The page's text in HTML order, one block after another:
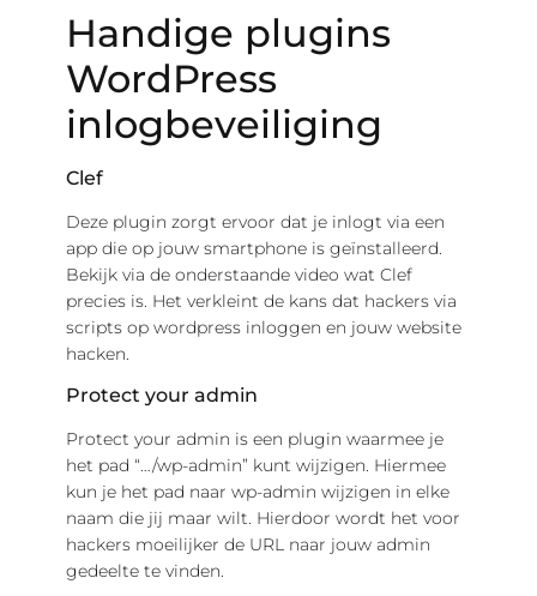
Handige plugins
WordPress
inlogbeveiliging
Clef
Deze plugin zorgt ervoor dat je inlogt via een
app die op jouw smartphone is geïnstalleerd.
Bekijk via de onderstaande video wat Clef
precies is. Het verkleint de kans dat hackers via
scripts op wordpress inloggen en jouw website
hacken.
Protect your admin
Protect your admin is een plugin waarmee je
het pad “…/wp-admin” kunt wijzigen. Hiermee
kun je het pad naar wp-admin wijzigen in elke
naam die jij maar wilt. Hierdoor wordt het voor
hackers moeilijker de URL naar jouw admin
gedeelte te vinden.